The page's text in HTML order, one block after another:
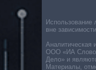
Использование
вне
Аналитическая
ООО «ИА Слово
Дело» и
Материалы,